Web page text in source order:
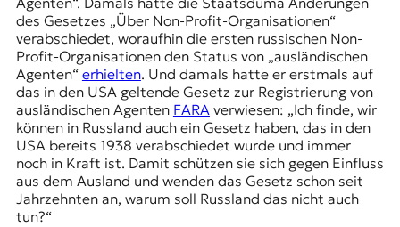
a
.
des Gesetzes „Über Non-Profit-Organisationen“
verabschiedet, woraufhin die ersten russischen Non-
Profit-Organisationen den Status von „ausländischen
Agenten“ erhielten. Und damals hatte er erstmals auf
das in den USA geltende Gesetz zur Registrierung von
ausländischen Agenten FARAverwiesen: „Ich finde, wir
können in Russland auch ein Gesetz haben, das in den
USA bereits 1938 verabschiedet wurde und immer
noch in Kraft ist. Damit schützen sie sich gegen Einfluss
aus dem Ausland und wenden das Gesetz schon seit
Jahrzehnten an, warum soll Russland das nicht auch
tun?“